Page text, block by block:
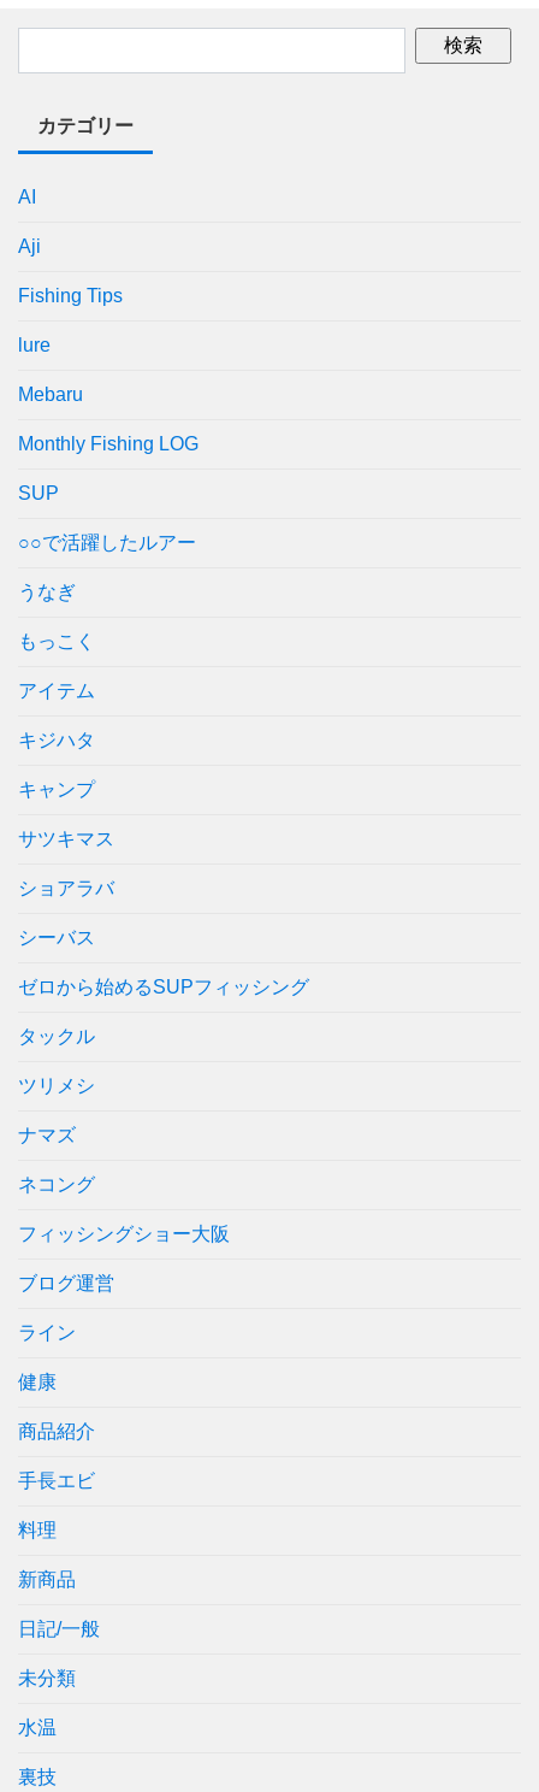
カテゴリー
AI
Aji
Fishing Tips
lure
Mebaru
Monthly Fishing LOG
SUP
○○で活躍したルアー
うなぎ
もっこく
アイテム
キジハタ
キャンプ
サツキマス
ショアラバ
シーバス
ゼロから始めるSUPフィッシング
タックル
ツリメシ
ナマズ
ネコング
フィッシングショー大阪
ブログ運営
ライン
健康
商品紹介
手長エビ
料理
新商品
日記/一般
未分類
水温
裏技